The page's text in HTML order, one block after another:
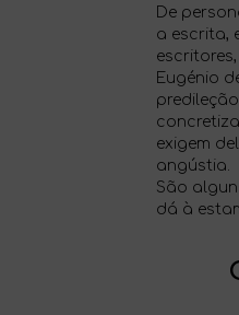
De
a escrita,
Eugénio
exigem
angústia.
São
dá à